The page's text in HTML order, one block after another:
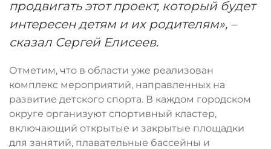
продвигать этот проект, который будет
интересен детям и их родителям», –
сказал Сергей Елисеев.
Отметим, что в области уже реализован
комплекс мероприятий, направленных на
развитие детского спорта. В каждом городском
округе организуют спортивный кластер,
включающий открытые и закрытые площадки
для занятий, плавательные бассейны и